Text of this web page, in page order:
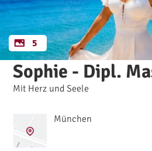
5
Sophie - Dipl.
Mit Herz und Seele
München